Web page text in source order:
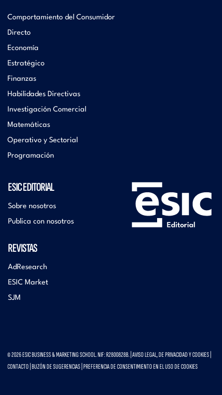
Comportamiento del Consumidor
Directo
Economía
Estratégico
Finanzas
Habilidades Directivas
Investigación Comercial
Matemáticas
Operativo y Sectorial
Programación
ESIC EDITORIAL
Sobre nosotros
Publica con nosotros
REVISTAS
AdResearch
ESIC Market
SJM
© 2026 ESIC BUSINESS & MARKETING SCHOOL. NIF: R2800828B. | AVISO LEGAL, DE PRIVACIDAD Y COOKIES
CONTACTO BUZÓN DE SUGERENCIAS PREFERENCIA DE CONSENTIMIENTO EN EL USO DE COOKIES